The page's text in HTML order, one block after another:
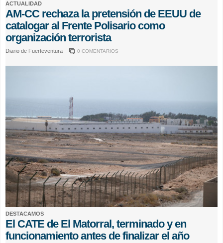
ACTUALIDAD
AM-CC rechaza la pretensión de EEUU de
catalogar al Frente Polisario como
organización terrorista
Diario de Fuerteventura 0 COMENTARIOS
DESTACAMOS
El CATE de El Matorral, terminado y en
funcionamiento antes de finalizar el año